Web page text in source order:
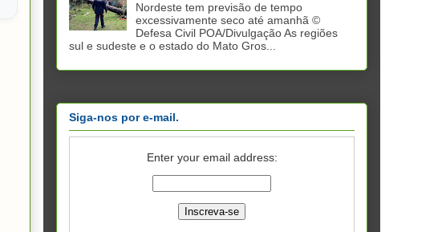
Nordeste tem previsão de tempo
excessivamente seco até amanhã ©
Defesa Civil POA/Divulgação As regiões
sul e sudeste e o estado do Mato Gros...
Siga-nos por e-mail.
Enter your email address: